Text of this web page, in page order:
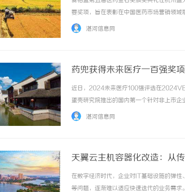
要奖项，旨在表彰在中国医药市场营销领
汉博纳医药科技有限公司荣获“金石奖-医
湛河信息网
药兜获得未来医疗一百强奖项
近日，2024未来医疗100强评选在
蛋壳研究院推出的国内第一个针对非上市企
引领当前乃至今后一段时期中国医健创新领
湛河信息网
天翼云主机容器化改造：从
在数字经济时代，企业对IT基础设施的弹
等问题，逐渐难以适应快速迭代的业务需
武汉配眼镜 上海配眼镜 武汉配眼镜